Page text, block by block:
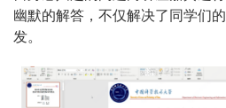
幽默的解答，不仅解决了同学们
发。